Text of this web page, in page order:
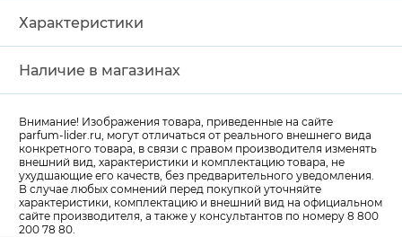
Характеристики
Наличие в магазинах
Внимание! Изображения товара, приведенные на сайте
parfum-lider.ru, могут отличаться от реального внешнего вида
конкретного товара, в связи с правом производителя изменять
внешний вид, характеристики и комплектацию товара, не
ухудшающие его качеств, без предварительного уведомления.
В случае любых сомнений перед покупкой уточняйте
характеристики, комплектацию и внешний вид на официальном
сайте производителя, а также у консультантов по номеру 8 800
200 78 80.